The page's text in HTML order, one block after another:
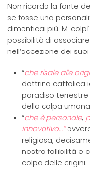
Non ricordo la fonte
se fosse una
dimenticai più. Mi
possibilità di
nell’accezione dei
“che risale alle
dottrina cattolica
paradiso terrestre
della colpa
“che è personale,
innovativo…”
religiosa,
nostra fallibilità e
colpa delle origini.